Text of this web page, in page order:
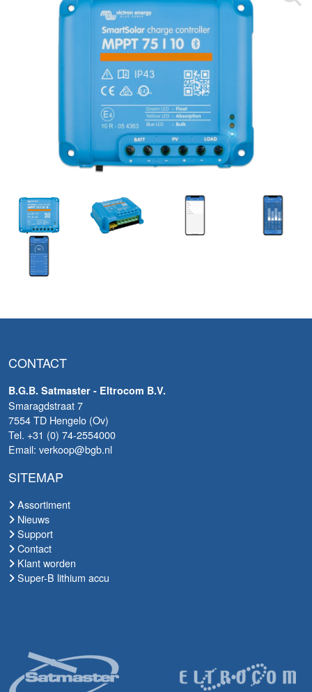
CONTACT
B.G.B. Satmaster - Eltrocom B.V.
Smaragdstraat 7
7554 TD Hengelo (Ov)
Tel. +31 (0) 74-2554000
Email: verkoop@bgb.nl
SITEMAP
Assortiment
Nieuws
Support
Contact
Klant worden
Super-B lithium accu